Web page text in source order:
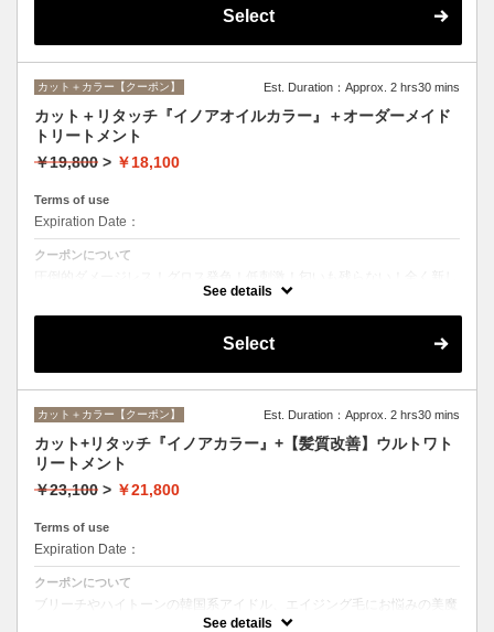
Select
カット＋カラー【クーポン】 Est. Duration：Approx. 2 hrs30 mins
カット＋リタッチ『イノアオイルカラー』＋オーダーメイド
トリートメント
￥19,800 > ￥18,100
Terms of use
Expiration Date：
クーポンについて
い処方のイノアオイルカラーのセットメニュー☆
See details
Select
カット＋カラー【クーポン】 Est. Duration：Approx. 2 hrs30 mins
カット+リタッチ『イノアカラー』+【髪質改善】ウルトワト
リートメント
￥23,100 > ￥21,800
Terms of use
Expiration Date：
クーポンについて
ブリーチやハイトーンの韓国系アイドル、エイジング毛にお悩みの美魔
女も夢中！全ての世代、髪質、メニューに対応できる髪質改善トリート
See details